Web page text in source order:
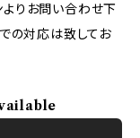
りお問い合わせ下
の対応は致してお